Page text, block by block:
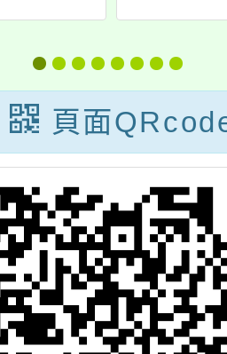
沒」
鼓勵貴
躍參加
中毒
漫畫
票
頁面